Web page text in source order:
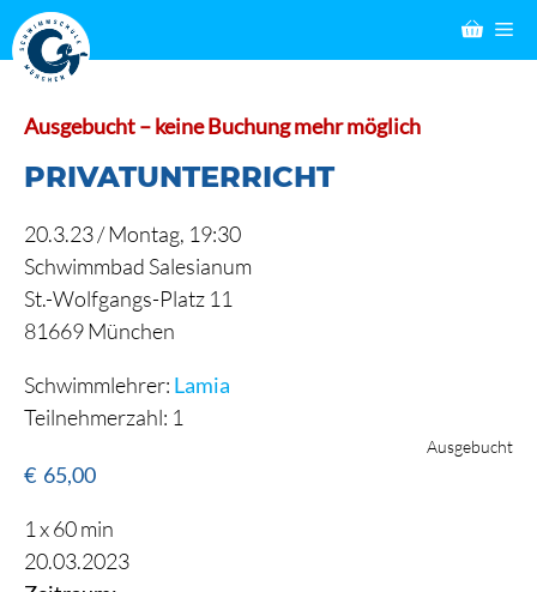
Zum
Inhalt
springen
Ausgebucht – keine Buchung mehr möglich
PRIVATUNTERRICHT
20.3.23 /Montag, 19:30
Schwimmbad Salesianum
St.-Wolfgangs-Platz 11
81669 München
Schwimmlehrer: Lamia
Teilnehmerzahl: 1
Ausgebucht
€ 65,00
1 x 60 min
20.03.2023